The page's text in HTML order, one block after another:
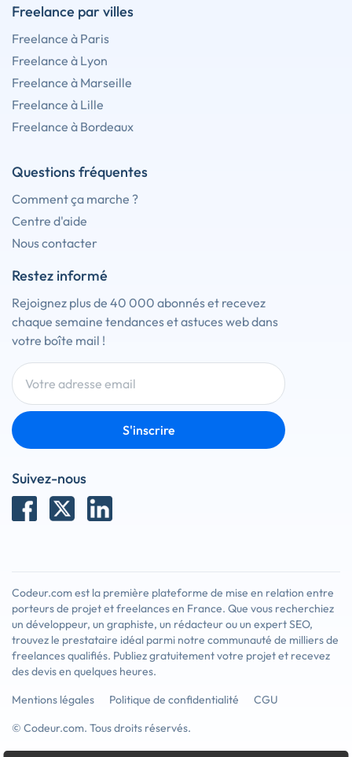
Freelance par villes
Freelance à Paris
Freelance à Lyon
Freelance à Marseille
Freelance à Lille
Freelance à Bordeaux
Questions fréquentes
Comment ça marche ?
Centre d'aide
Nous contacter
Restez informé
Rejoignez plus de 40 000 abonnés et recevez
chaque semaine tendances et astuces web dans
votre boîte mail !
S'inscrire
Suivez-nous
Codeur.com est la première plateforme de mise en relation entre
porteurs de projet et freelances en France. Que vous recherchiez
un développeur, un graphiste, un rédacteur ou un expert SEO,
trouvez le prestataire idéal parmi notre communauté de milliers de
freelances qualifiés. Publiez gratuitement votre projet et recevez
des devis en quelques heures.
Mentions légales
Politique de confidentialité
CGU
© Codeur.com. Tous droits réservés.